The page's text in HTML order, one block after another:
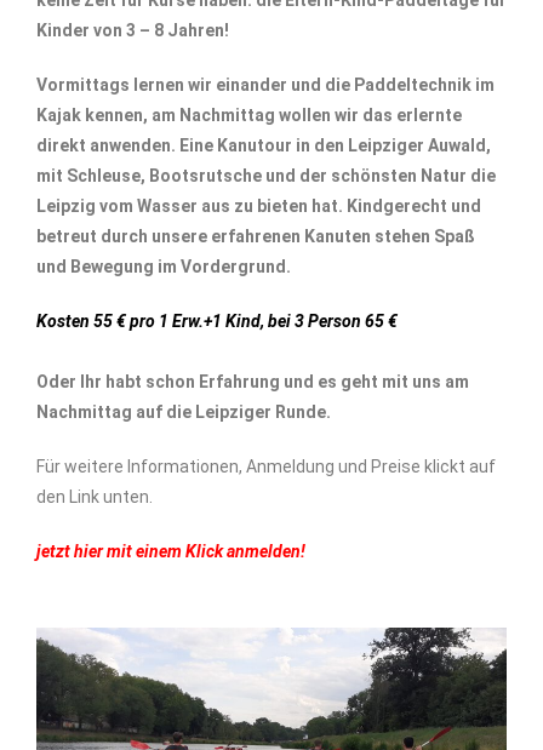
Kinder von 3 – 8 Jahren!
Vormittags lernen wir einander und die Paddeltechnik im
Kajak kennen, am Nachmittag wollen wir das erlernte
direkt anwenden. Eine Kanutour in den Leipziger Auwald,
mit Schleuse, Bootsrutsche und der schönsten Natur die
Leipzig vom Wasser aus zu bieten hat. Kindgerecht und
betreut durch unsere erfahrenen Kanuten stehen Spaß
und Bewegung im Vordergrund.
Kosten 55 € pro 1 Erw.+1 Kind, bei 3 Person 65 €
Oder Ihr habt schon Erfahrung und es geht mit uns am
Nachmittag auf die Leipziger Runde.
Für weitere Informationen, Anmeldung und Preise klickt auf
den Link unten.
jetzt hier mit einem Klick anmelden!